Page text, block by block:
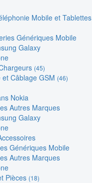
Mobile et Tablettes
Génériques Mobile
Galaxy
(45)
et Câblage GSM (46)
Nokia
Autres Marques
Galaxy
Génériques Mobile
Autres Marques
Pièces (18)